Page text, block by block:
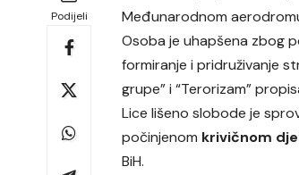
Podijeli
Međunarodnom
Osoba je uhapšena zbog
formiranje i pridruživanje
grupe” i “Terorizam”
Lice lišeno slobode je
počinjenom krivičnom
BiH.